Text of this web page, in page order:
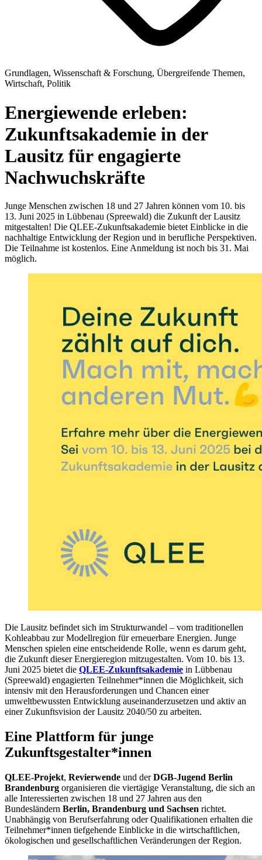
Grundlagen, Wissenschaft & Forschung, Übergreifende Themen,
Wirtschaft, Politik
Energiewende erleben:
Zukunftsakademie in der
Lausitz für engagierte
Nachwuchskräfte
Junge Menschen zwischen 18 und 27 Jahren können vom 10. bis
13. Juni 2025 in Lübbenau (Spreewald) die Zukunft der Lausitz
mitgestalten! Die QLEE-Zukunftsakademie bietet Einblicke in die
nachhaltige Entwicklung der Region und in berufliche Perspektiven.
Die Teilnahme ist kostenlos. Eine Anmeldung ist noch bis 31. Mai
möglich.
Die Lausitz befindet sich im Strukturwandel – vom traditionellen
Kohleabbau zur Modellregion für erneuerbare Energien. Junge
Menschen spielen eine entscheidende Rolle, wenn es darum geht,
die Zukunft dieser Energieregion mitzugestalten. Vom 10. bis 13.
Juni 2025 bietet die QLEE-Zukunftsakademie in Lübbenau
(Spreewald) engagierten Teilnehmer*innen die Möglichkeit, sich
intensiv mit den Herausforderungen und Chancen einer
umweltbewussten Entwicklung auseinanderzusetzen und aktiv an
einer Zukunftsvision der Lausitz 2040/50 zu arbeiten.
Eine Plattform für junge
Zukunftsgestalter*innen
QLEE-Projekt, Revierwende und derDGB-Jugend Berlin
Brandenburg organisieren die viertägige Veranstaltung, die sich an
alle Interessierten zwischen 18 und 27 Jahren aus den
Bundesländern Berlin, Brandenburg und Sachsen richtet.
Unabhängig von Berufserfahrung oder Qualifikationen erhalten die
Teilnehmer*innen tiefgehende Einblicke in die wirtschaftlichen,
ökologischen und gesellschaftlichen Veränderungen der Region.